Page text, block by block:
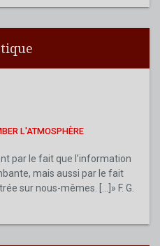
L'ATMOSPHÈRE
par le fait que l’information
mais aussi par le fait
sur nous-mêmes. [...]» F. G.